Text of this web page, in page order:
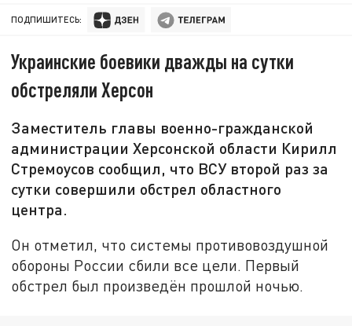
ПОДПИШИТЕСЬ:
Украинские боевики дважды на сутки
обстреляли Херсон
Заместитель главы военно-гражданской
администрации Херсонской области Кирилл
Стремоусов сообщил, что ВСУ второй раз за
сутки совершили обстрел областного
центра.
Он отметил, что системы противовоздушной
обороны России сбили все цели. Первый
обстрел был произведён прошлой ночью.